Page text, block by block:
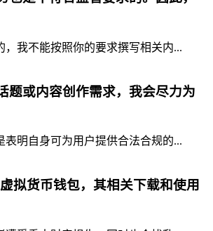
我不能按照你的要求撰写相关内...
题或内容创作需求，我会尽力为
明自身可为用户提供合法合规的...
拟货币钱包，其相关下载和使用